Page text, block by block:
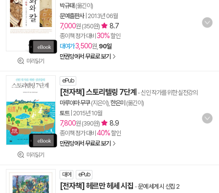
미리읽기
박규태 (옮긴이)
문예출판사| 2013년 06월
7,000원 (350원) 8.7
종이책 정가 대비 30%할인
대여가3,500원, 90일
만권당에서 무료로 보기
미리읽기
ePub
[전자책] 스토리텔링 7단계 - 신인 작가를 위한 실전강의
마루야마 무쿠(지은이), 한은미 (옮긴이)
토트| 2015년 10월
7,800원 (390원) 8.9
종이책 정가 대비 40%할인
만권당에서 무료로 보기
대여 ePub
[전자책] 헤르만 헤세 시집 -문예 세계 시 선집 2